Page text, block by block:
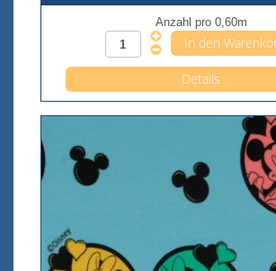
Anzahl pro 0,60m
Details